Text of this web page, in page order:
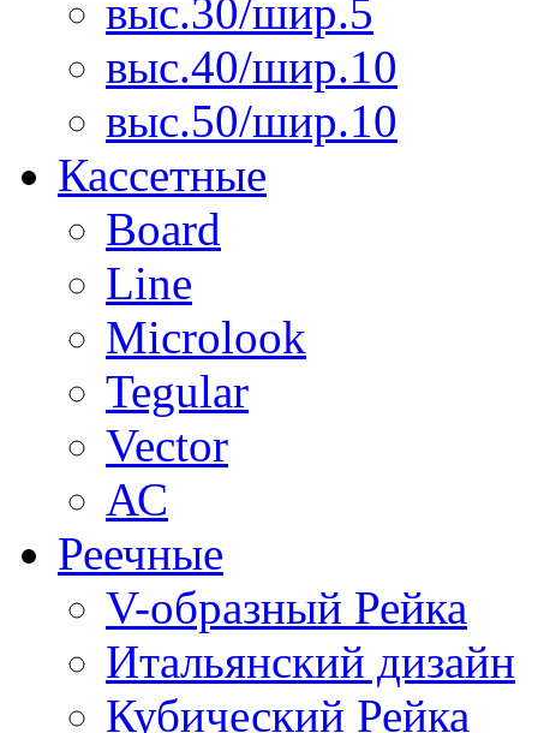
выс.30/шир.5
выс.40/шир.10
выс.50/шир.10
Кассетные
Board
Line
Microlook
Tegular
Vector
АС
Реечные
V-образный Рейка
Итальянский дизайн
Кубический Рейка